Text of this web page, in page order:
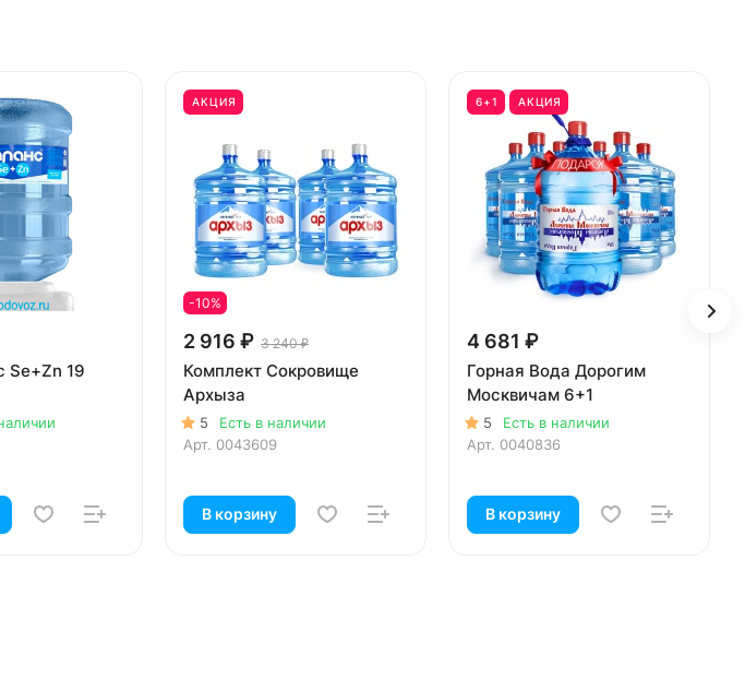
Se+Zn 19
АКЦИЯ
-10%
2 916 ₽ 3 240 ₽
Комплект Сокровище
Архыза
5
Есть в наличии
Арт. 0043609
В корзину
6+1 АКЦИЯ
4 681 ₽
Горная Вода Дорогим
Москвичам 6+1
5
Есть в наличии
Арт. 0040836
В корзину